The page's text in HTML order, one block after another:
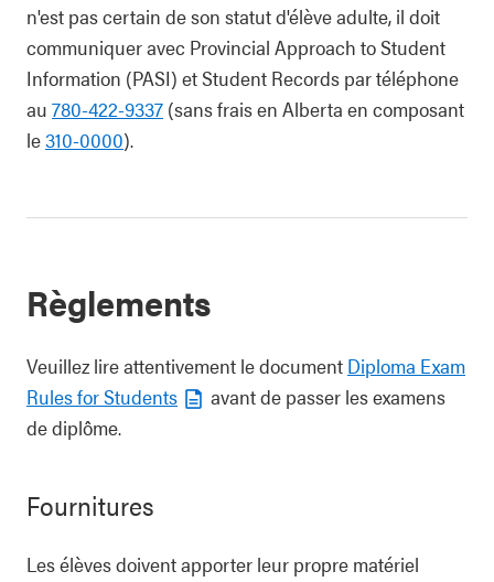
n'est pas certain de son statut d'élève adulte, il doit
communiquer avec Provincial Approach to Student
Information (PASI) et Student Records par téléphone
au 780‑422‑9337 (sans frais en Alberta en composant
le310-0000).
Règlements
Veuillez lire attentivement le document Diploma Exam
Rules for Students
avant de passer les examens
de diplôme.
Fournitures
Les élèves doivent apporter leur propre matériel